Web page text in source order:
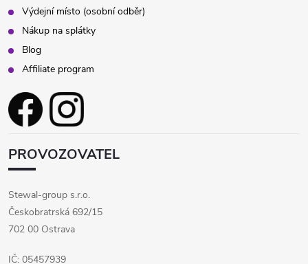
Výdejní místo (osobní odběr)
Nákup na splátky
Blog
Affiliate program
PROVOZOVATEL
Stewal-group s.r.o.
Českobratrská 692/15
702 00 Ostrava
IČ: 05457939